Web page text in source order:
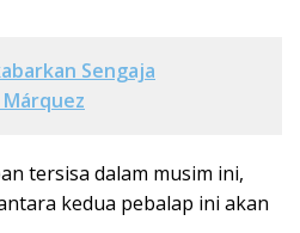
Sengaja
tersisa dalam musim ini,
kedua pebalap ini akan